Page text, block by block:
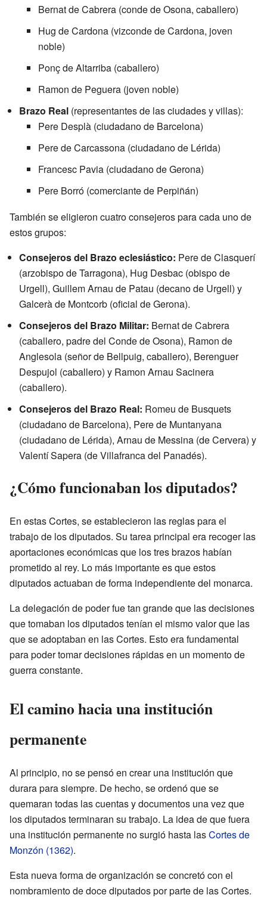
Bernat de Cabrera (conde de Osona, caballero)
Hug de Cardona (vizconde de Cardona, joven
noble)
Ponç de Altarriba (caballero)
Ramon de Peguera (joven noble)
Brazo Real (representantes de las ciudades y villas):
Pere Desplà (ciudadano de Barcelona)
Pere de Carcassona (ciudadano de Lérida)
Francesc Pavia (ciudadano de Gerona)
Pere Borró (comerciante de Perpiñán)
También se eligieron cuatro consejeros para cada uno de
estos grupos:
Consejeros del Brazo eclesiástico: Pere de Clasquerí
(arzobispo de Tarragona), Hug Desbac (obispo de
Urgell), Guillem Arnau de Patau (decano de Urgell) y
Galcerà de Montcorb (oficial de Gerona).
Consejeros del Brazo Militar: Bernat de Cabrera
(caballero, padre del Conde de Osona), Ramon de
Anglesola (señor de Bellpuig, caballero), Berenguer
Despujol (caballero) y Ramon Arnau Sacinera
(caballero).
Consejeros del Brazo Real: Romeu de Busquets
(ciudadano de Barcelona), Pere de Muntanyana
(ciudadano de Lérida), Arnau de Messina (de Cervera) y
Valentí Sapera (de Villafranca del Panadés).
¿Cómo funcionaban los diputados?
En estas Cortes, se establecieron las reglas para el
trabajo de los diputados. Su tarea principal era recoger las
aportaciones económicas que los tres brazos habían
prometido al rey. Lo más importante es que estos
diputados actuaban de forma independiente del monarca.
La delegación de poder fue tan grande que las decisiones
que tomaban los diputados tenían el mismo valor que las
que se adoptaban en las Cortes. Esto era fundamental
para poder tomar decisiones rápidas en un momento de
guerra constante.
El camino hacia una institución
permanente
Al principio, no se pensó en crear una institución que
durara para siempre. De hecho, se ordenó que se
quemaran todas las cuentas y documentos una vez que
los diputados terminaran su trabajo. La idea de que fuera
una institución permanente no surgió hasta lasCortes de
Monzón (1362).
Esta nueva forma de organización se concretó con el
nombramiento de doce diputados por parte de las Cortes.